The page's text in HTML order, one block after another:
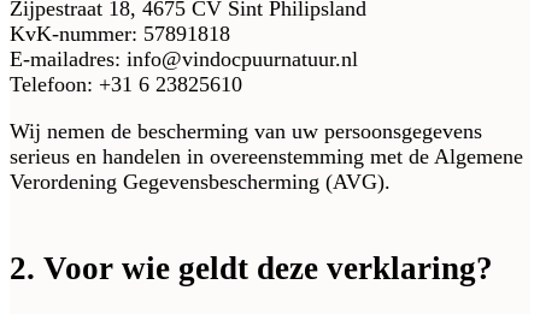
Zijpestraat 18, 4675 CV Sint Philipsland
KvK-nummer: 57891818
E-mailadres: info@vindocpuurnatuur.nl
Telefoon: +31 6 23825610
Wij nemen de bescherming van uw persoonsgegevens
serieus en handelen in overeenstemming met de Algemene
Verordening Gegevensbescherming (AVG).
2. Voor wie geldt deze verklaring?